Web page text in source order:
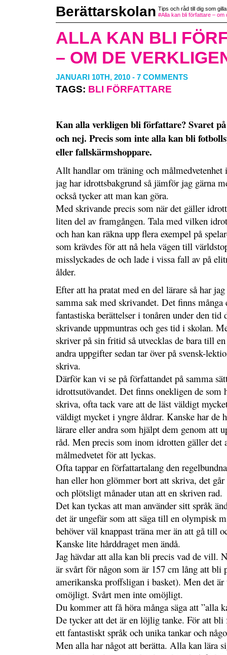
Berättarskolan Tips och råd till dig som
#Alla kan bli författare – om
ALLA KAN BLI
– OM DE
JANUARI 10TH, 2010 - 7 COMMENTS
TAGS: BLI FÖRFATTARE
Kan alla verkligen bli författare? Svaret
och nej. Precis som inte alla kan bli
eller fallskärmshoppare.
Allt handlar om träning och
jag har idrottsbakgrund så jämför jag gärna
också tycker att man kan göra.
Med skrivande precis som när det gäller
liten del av framgången. Tala med vilken
och han kan räkna upp flera exempel på
som krävdes för att nå hela vägen till
misslyckades de och lade i vissa fall av på
ålder.
Efter att ha pratat med en del lärare så har
samma sak med skrivandet. Det finns många
fantastiska berättelser i tonåren under den tid
skrivande uppmuntras och ges tid i skolan.
skriver på sin fritid så utvecklas de bara till
andra uppgifter sedan tar över på svensk-
skriva.
Därför kan vi se på författandet på samma
idrottsutövandet. Det finns onekligen de som
skriva, ofta tack vare att de läst väldigt
väldigt mycket i yngre åldrar. Kanske har de
lärare eller andra som hjälpt dem genom att
råd. Men precis som inom idrotten gäller det
målmedvetet för att lyckas.
Ofta tappar en författartalang den
han eller hon glömmer bort att skriva, det går
och plötsligt månader utan att en skriven rad.
Det kan tyckas att man använder sitt språk
det är ungefär som att säga till en olympisk
behöver väl knappast träna mer än att gå till
Kanske lite hårddraget men ändå.
Jag hävdar att alla kan bli precis vad de vill.
är svårt för någon som är 157 cm lång att
amerikanska proffsligan i basket). Men det
omöjligt. Svårt men inte omöjligt.
Du kommer att få höra många säga att ”alla
De tycker att det är en löjlig tanke. För att bli
ett fantastiskt språk och unika tankar och
Men alla har något att berätta. Alla kan lära